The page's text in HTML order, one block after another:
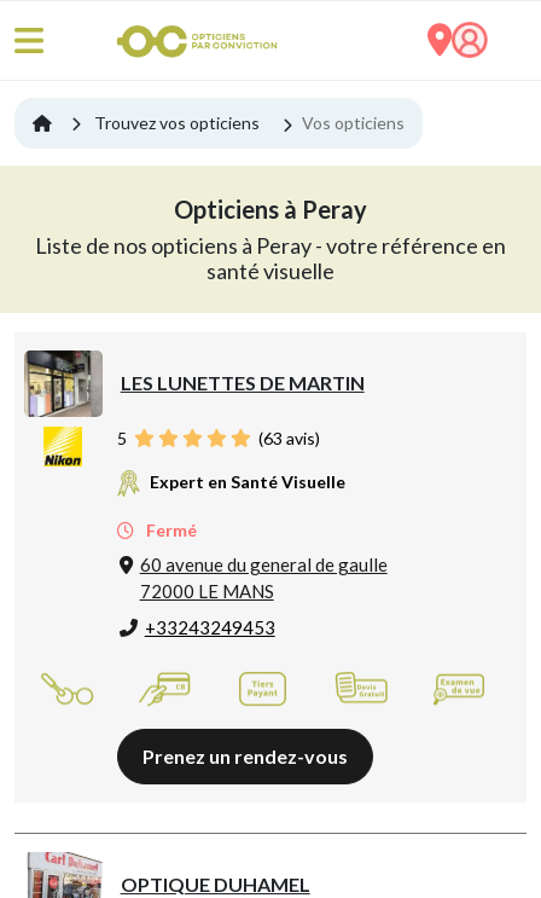
Trouvez vos opticiens Vos opticiens
Opticiens à Peray
Liste de nos opticiens à Peray - votre référence en
santé visuelle
LES LUNETTES DE MARTIN
5 (63 avis)
Expert en Santé Visuelle
Fermé
60 avenue du general de gaulle
72000 LE MANS
+33243249453
Prenez un rendez-vous
OPTIQUE DUHAMEL